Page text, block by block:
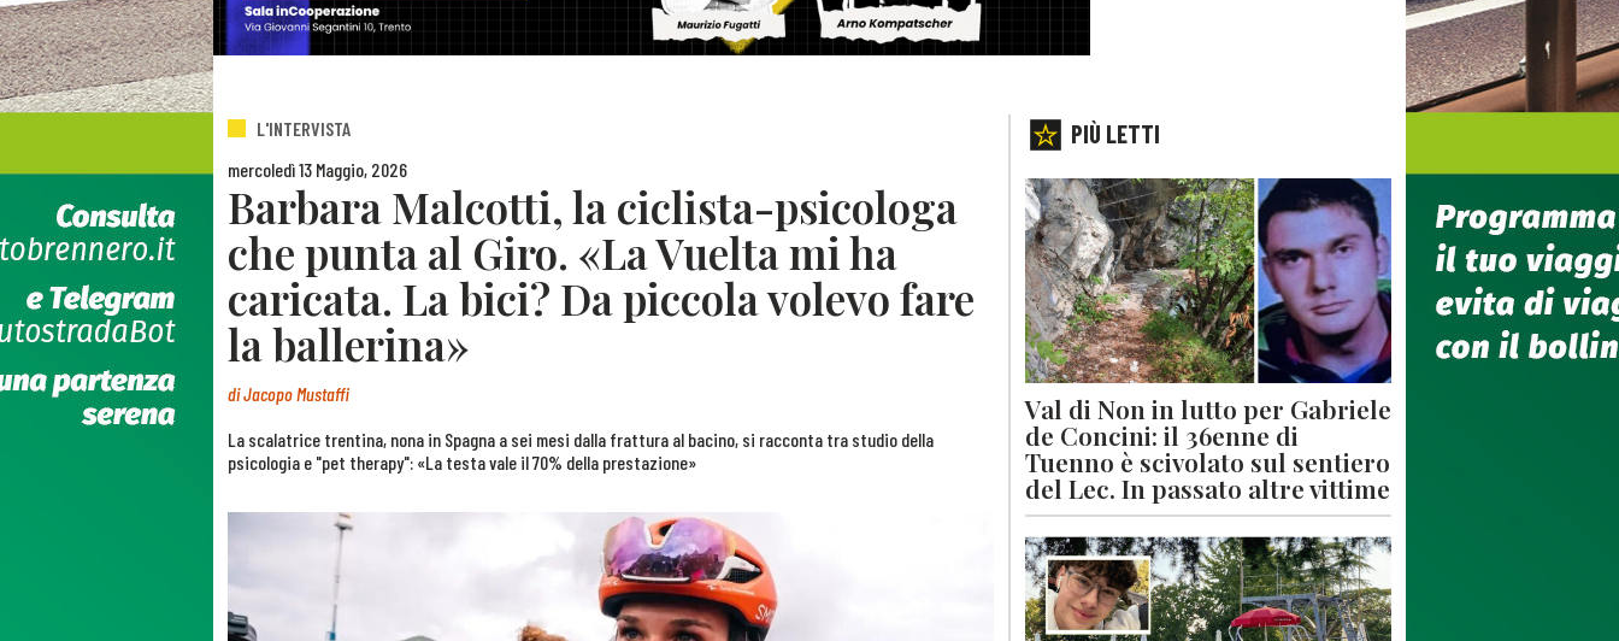
L'INTERVISTA
mercoledì 13 Maggio, 2026
Barbara Malcotti, la ciclista-psicologa
che punta al Giro. «La Vuelta mi ha
caricata. La bici? Da piccola volevo fare
la ballerina»
diJacopo Mustaffi
La scalatrice trentina, nona in Spagna a sei mesi dalla frattura al bacino, si racconta tra studio della
psicologia e "pet therapy": «La testa vale il 70% della prestazione»
PIÙ LETTI
Val di Non in lutto per Gabriele
de Concini: il 36enne di
Tuenno è scivolato sul sentiero
del Lec. In passato altre vittime